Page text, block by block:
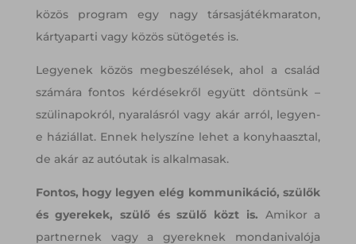
közös program egy nagy társasjátékmaraton,
kártyaparti vagy közös sütögetés is.
Legyenek közös megbeszélések, ahol a család
számára fontos kérdésekről együtt döntsünk –
szülinapokról, nyaralásról vagy akár arról, legyen-
e háziállat. Ennek helyszíne lehet a konyhaasztal,
de akár az autóutak is alkalmasak.
Fontos, hogy legyen elég kommunikáció, szülők
és gyerekek, szülő és szülő közt is. Amikor a
partnernek vagy a gyereknek mondanivalója